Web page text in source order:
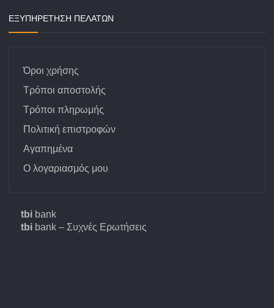
ΕΞΥΠΗΡΕΤΗΣΗ ΠΕΛΑΤΩΝ
Όροι χρήσης
Τρόποι αποστολής
Τρόποι πληρωμής
Πολιτική επιστροφών
Αγαπημένα
Ο λογαριασμός μου
tbi bank
tbi bank – Συχνές Ερωτήσεις